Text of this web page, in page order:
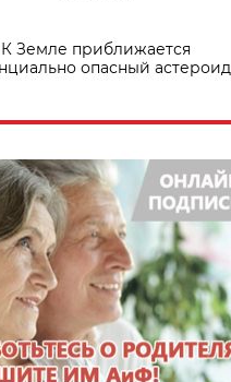
К Земле приближается
опасный астероид